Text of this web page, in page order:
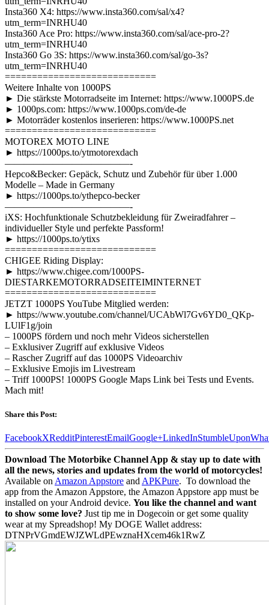
Insta360 X4: https://www.insta360.com/sal/x4?
utm_term=INRHU40
Insta360 Ace Pro: https://www.insta360.com/sal/ace-pro-2?
utm_term=INRHU40
Insta360 Go 3S: https://www.insta360.com/sal/go-3s?
utm_term=INRHU40
============================
Weitere Inhalte von 1000PS
► Die stärkste Motorradseite im Internet: https://www.1000PS.de
► 1000ps.com: https://www.1000ps.com/de-de
► Motorräder kostenlos inserieren: https://www.1000PS.net
============================
MOTOREX MOTO LINE
► https://1000ps.to/ytmotorexdach
—————————————-
Hepco&Becker: Gepäck, Schutz und Zubehör für über 1.000
Modelle – Made in Germany
► https://1000ps.to/ythepco-becker
—————————————-
iXS: Hochfunktionale Schutzbekleidung für Zweiradfahrer –
individueller Style und perfekte Passform!
► https://1000ps.to/ytixs
============================
CHIGEE Riding Display:
► https://www.chigee.com/1000PS-
DIESTARKEMOTORRADSEITEIMINTERNET
============================
JETZT 1000PS YouTube Mitglied werden:
► https://www.youtube.com/channel/UCAbWl7Gv6YD0_QKp-
LUlF1g/join
– 1000PS fördern und noch mehr Videos sicherstellen
– Exklusiver Zugriff auf exklusive Videos
– Rascher Zugriff auf das 1000PS Videoarchiv
– Exklusive Emojis im Livestream
– Triff 1000PS! 1000PS Google Maps Link bei Tests und Events.
Mach mit!
Share this Post:
FacebookXRedditPinterestEmailGoogle+LinkedInStumbleUpon
Download The Motorbike Channel App & stay up to date with
all the news, stories and updates from the world of motorcycles!
Available on Amazon Appstore and APKPure. To download the
app from the Amazon Appstore, the Amazon Appstore app must be
installed on your Android device. You like the channel and want
to show some love? Just tip me in Dogecoin or get some quality
wear at my Spreadshop! My DOGE Wallet address:
DTNPrVGmdEWJZWLdPEwznaHXcem46k1RwZ